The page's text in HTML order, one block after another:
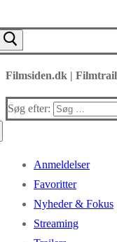
Filmsiden.dk |
Søg efter:
Anmeldelser
Favoritter
Nyheder & Fokus
Streaming